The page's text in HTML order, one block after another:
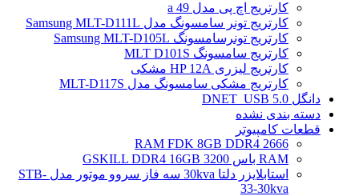
کارتریج اچ پی مدل 49 a
کارتریج تونر سامسونگ مدل Samsung MLT-D111L
کارتریج تونرسامسونگ Samsung MLT-D105L
کارتریج سامسونگ MLT D101S
کارتریج لیزری HP 12A مشکی
کارتریج مشکی سامسونگ مدل MLT-D117S
دانگل DNET_USB 5.0
دسته بندی نشده
قطعات کامپیوتر
RAM FDK 8GB DDR4 2666
RAM باس 3200 GSKILL DDR4 16GB
استابلایزر دلتا 30kva سه فاز سروو موتور مدل STB-
33-30kva